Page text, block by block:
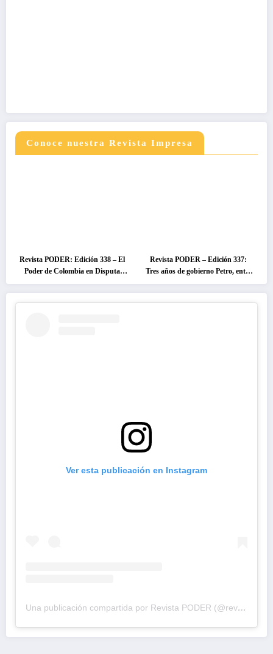
Conoce nuestra Revista Impresa
Revista PODER: Edición 338 – El
Poder de Colombia en Disputa
2026
Revista PODER – Edición 337:
Tres años de gobierno Petro, entre
el cambio prometido y el
desencanto ciudadano
Ver esta publicación en Instagram
Una publicación compartida por Revista PODER (@revistapodercol)